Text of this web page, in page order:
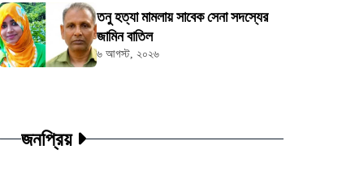
তনু হত্যা মামলায় সাবেক সেনা সদস্যের
জামিন বাতিল
৬ আগস্ট, ২০২৬
জনপ্রিয়